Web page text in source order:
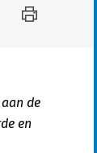
de
en